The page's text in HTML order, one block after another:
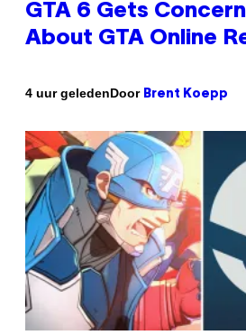
GTA 6 Gets
About GTA Online
4 uur geledenDoor Brent Koepp